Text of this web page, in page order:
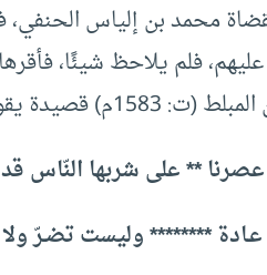
محمد بن إلياس
فلم يلاحظ شيئًا،
يقول فيها:
** على شربها النّاس
******** وليست تضـرّ ولا